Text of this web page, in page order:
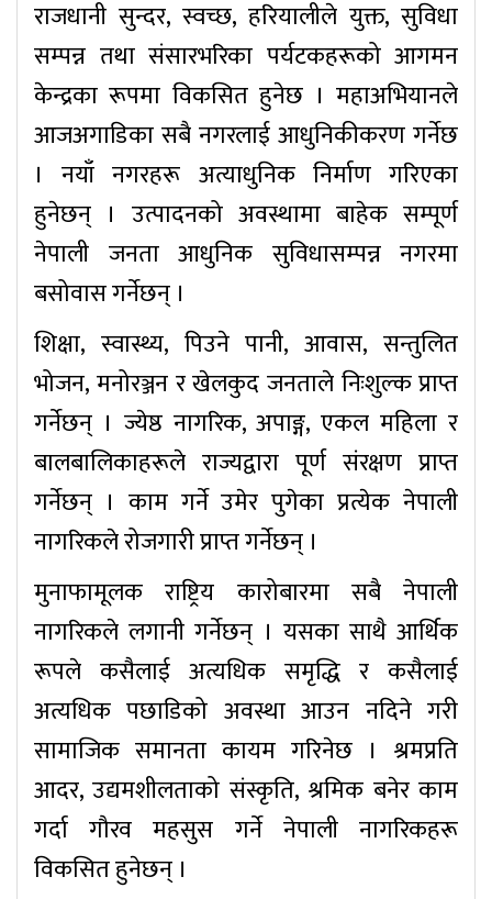
राजधानी सुन्दर, स्वच्छ, हरियालीले युक्त, सुविधा
सम्पन्न तथा संसारभरिका पर्यटकहरूको आगमन
केन्द्रका रूपमा विकसित हुनेछ । महाअभियानले
आजअगाडिका सबै नगरलाई आधुनिकीकरण गर्नेछ
। नयाँ नगरहरू अत्याधुनिक निर्माण गरिएका
हुनेछन् । उत्पादनको अवस्थामा बाहेक सम्पूर्ण
नेपाली जनता आधुनिक सुविधासम्पन्न नगरमा
बसोवास गर्नेछन् ।
शिक्षा, स्वास्थ्य, पिउने पानी, आवास, सन्तुलित
भोजन, मनोरञ्जन र खेलकुद जनताले निःशुल्क प्राप्त
गर्नेछन् । ज्येष्ठ नागरिक, अपाङ्ग, एकल महिला र
बालबालिकाहरूले राज्यद्वारा पूर्ण संरक्षण प्राप्त
गर्नेछन् । काम गर्ने उमेर पुगेका प्रत्येक नेपाली
नागरिकले रोजगारी प्राप्त गर्नेछन् ।
मुनाफामूलक राष्ट्रिय कारोबारमा सबै नेपाली
नागरिकले लगानी गर्नेछन् । यसका साथै आर्थिक
रूपले कसैलाई अत्यधिक समृद्धि र कसैलाई
अत्यधिक पछाडिको अवस्था आउन नदिने गरी
सामाजिक समानता कायम गरिनेछ । श्रमप्रति
आदर, उद्यमशीलताको संस्कृति, श्रमिक बनेर काम
गर्दा गौरव महसुस गर्ने नेपाली नागरिकहरू
विकसित हुनेछन् ।